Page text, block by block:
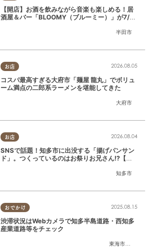
半田市
【開店】お酒を飲みながら音楽も楽しめる！居
酒屋＆バー「BLOOMY（ブルーミー）」が7/3
お店
大府市
2026.08.05
コスパ最高すぎる大府市「麺屋 龍丸」でボリュ
ーム満点の二郎系ラーメンを堪能してきた
お店
知多市
2026.08.04
SNSで話題！知多市に出没する「揚げパンサン
ド」。つくっているのはお祭りお兄さん!?【ち
おでかけ
東海市
,大府市
2025.08.15
渋滞状況はWebカメラで知多半島道路・西知多
産業道路等をチェック